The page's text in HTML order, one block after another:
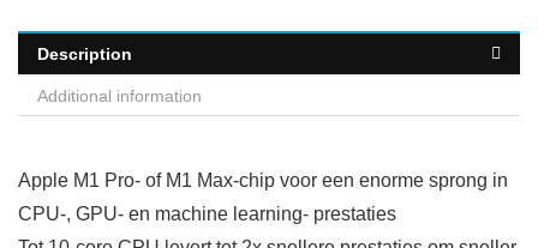
Description
Additional information
Apple M1 Pro- of M1 Max-chip voor een enorme sprong in
CPU-, GPU- en machine learning- prestaties